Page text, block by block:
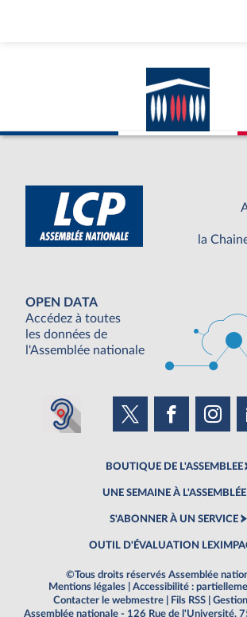
la
OPEN DATA
Accédez à toutes
les données de
l'Assemblée nationale
BOUTIQUE DE L'ASSEMBLEE
UNE SEMAINE À L'ASSEMBLÉE
S'ABONNER À UN SERVICE
OUTIL D'ÉVALUATION
©Tous droits réservés Assemblée
Mentions légales
Accessibilité :
Contacter le webmestre
Fils RSS
Assemblée nationale - 126 Rue de l'Université,